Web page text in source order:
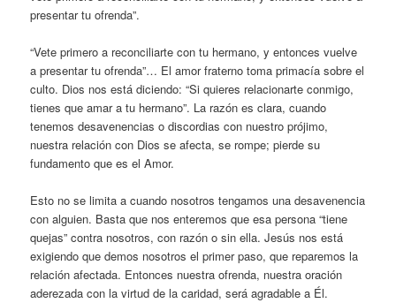
presentar tu ofrenda”.
“Vete primero a reconciliarte con tu hermano, y entonces vuelve
a presentar tu ofrenda”… El amor fraterno toma primacía sobre el
culto. Dios nos está diciendo: “Si quieres relacionarte conmigo,
tienes que amar a tu hermano”. La razón es clara, cuando
tenemos desavenencias o discordias con nuestro prójimo,
nuestra relación con Dios se afecta, se rompe; pierde su
fundamento que es el Amor.
Esto no se limita a cuando nosotros tengamos una desavenencia
con alguien. Basta que nos enteremos que esa persona “tiene
quejas” contra nosotros, con razón o sin ella. Jesús nos está
exigiendo que demos nosotros el primer paso, que reparemos la
relación afectada. Entonces nuestra ofrenda, nuestra oración
aderezada con la virtud de la caridad, será agradable a Él.